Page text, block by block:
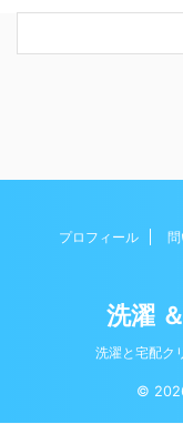
プロフィール
洗濯
洗濯と宅配ク
©